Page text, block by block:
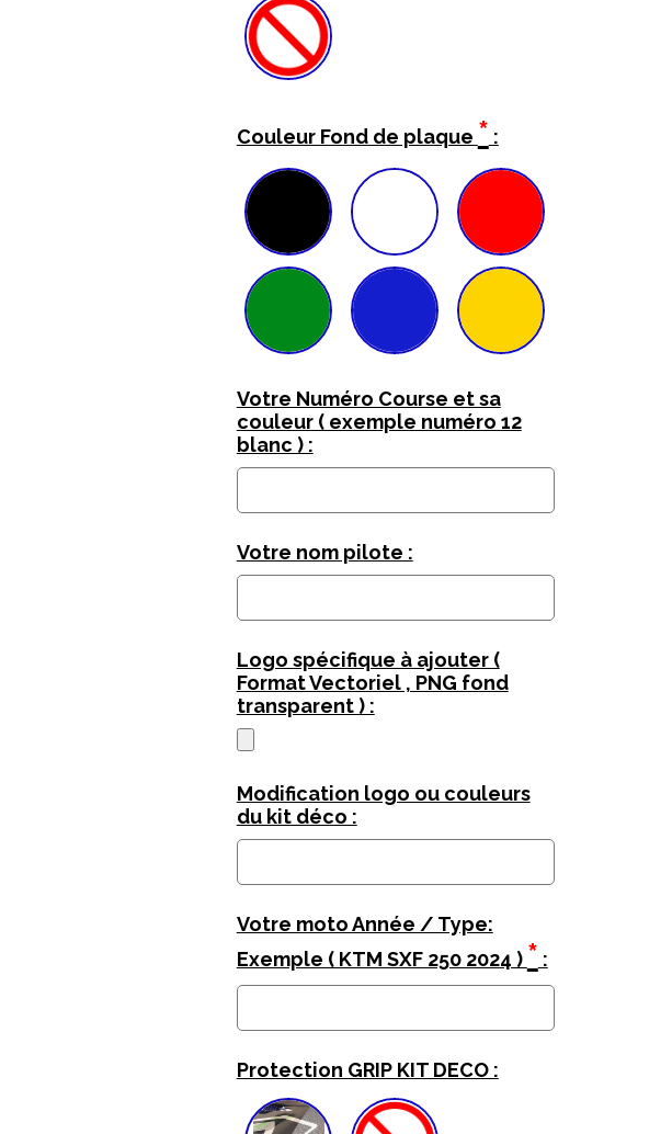
Couleur Fond de plaque * :
Votre Numéro Course et sa
couleur ( exemple numéro 12
blanc ) :
Votre nom pilote :
Logo spécifique à ajouter (
Format Vectoriel , PNG fond
transparent ) :
Modification logo ou couleurs
du kit déco :
Votre moto Année / Type:
Exemple ( KTM SXF 250 2024 ) * :
Protection GRIP KIT DECO :